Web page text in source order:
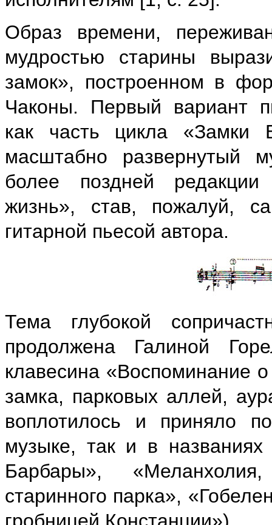
Образ времени,
мудростью старины
замок», построенном в
Чаконы. Первый вариант
как часть цикла «Замки
масштабно развернутый
более поздней
жизнь», став, пожалуй,
гитарной пьесой автора.
Тема глубокой
продолжена Галиной
клавесина «Воспоминание
замка, парковых аллей,
воплотилось и приняло
музыке, так и в
Барбары»,
старинного парка»,